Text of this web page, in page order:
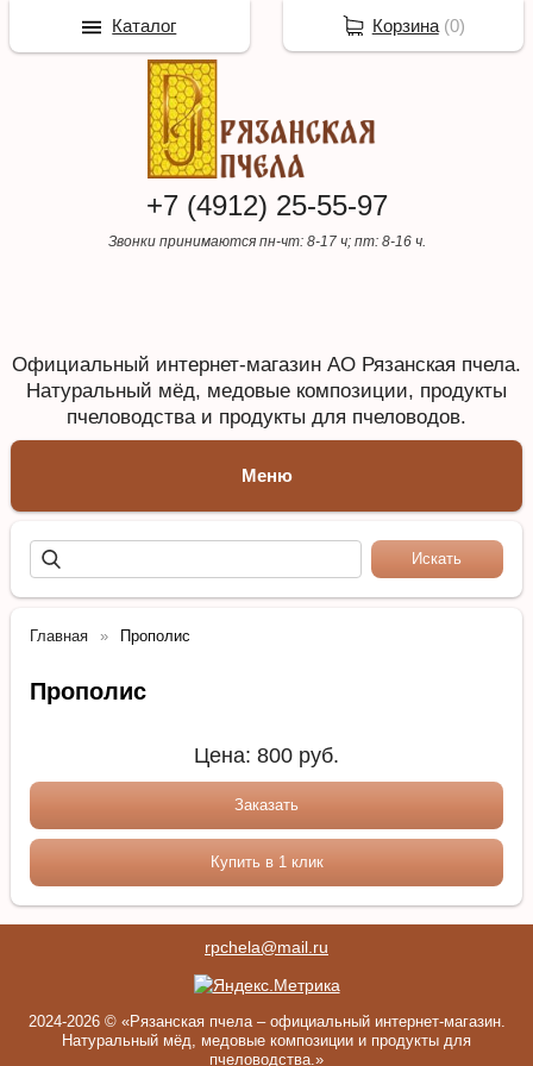
+7 (4912) 25-55-97
Звонки принимаются пн-чт: 8-17 ч; пт: 8-16 ч.
Официальный интернет-магазин АО Рязанская пчела.
Натуральный мёд, медовые композиции, продукты
пчеловодства и продукты для пчеловодов.
Главная Прополис
Прополис
Цена: 800 руб.
Заказать
Купить в 1 клик
rpchela@mail.ru
2024-2026 © «Рязанская пчела – официальный интернет-магазин.
Натуральный мёд, медовые композиции и продукты для
пчеловодства.»
Корзина(0)
Каталог